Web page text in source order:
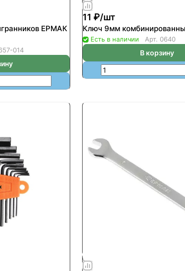
ЕРМАК
014
11 ₽/шт
Ключ 9мм
Есть в наличии Арт. 0640
В корзину